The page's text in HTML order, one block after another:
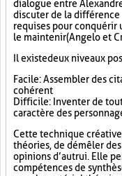
dialogue entre
discuter de la
requises pour conquérir
le maintenir (Angelo et
Il existe deux niveaux
Facile : Assembler des
cohérent
Difficile : Inventer de
caractère des
Cette technique
théories, de démêler
opinions d’autrui. Elle
compétences de